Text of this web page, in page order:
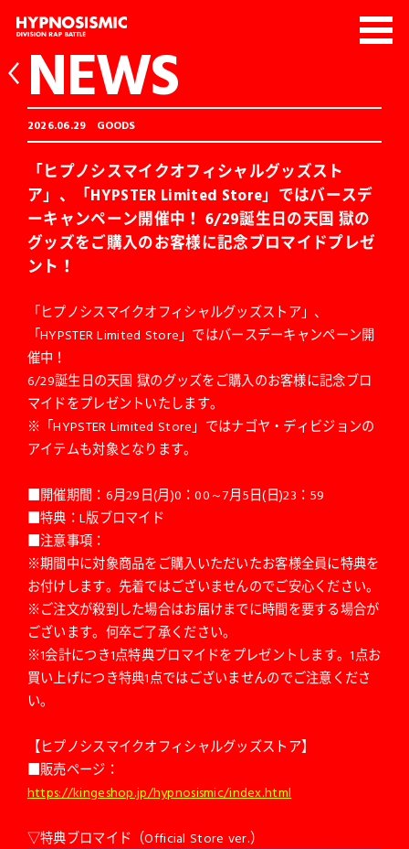
NEWS
2026.06.29 GOODS
「ヒプノシスマイクオフィシャルグッズスト
ア」、「HYPSTER Limited Store」ではバースデ
ーキャンペーン開催中！ 6/29誕生日の天国 獄の
グッズをご購入のお客様に記念ブロマイドプレゼ
ント！
「ヒプノシスマイクオフィシャルグッズストア」、
「HYPSTER Limited Store」ではバースデーキャンペーン開
催中！
6/29誕生日の天国 獄のグッズをご購入のお客様に記念ブロ
マイドをプレゼントいたします。
※「HYPSTER Limited Store」ではナゴヤ・ディビジョンの
アイテムも対象となります。
■開催期間：6月29日(月)0：00～7月5日(日)23：59
■特典：L版ブロマイド
■注意事項：
※期間中に対象商品をご購入いただいたお客様全員に特典を
お付けします。先着ではございませんのでご安心ください。
※ご注文が殺到した場合はお届けまでに時間を要する場合が
ございます。何卒ご了承ください。
※1会計につき1点特典ブロマイドをプレゼントします。1点お
買い上げにつき特典1点ではございませんのでご注意くださ
い。
【ヒプノシスマイクオフィシャルグッズストア】
■販売ページ：
https://kingeshop.jp/hypnosismic/index.html
▽特典ブロマイド（Official Store ver.）